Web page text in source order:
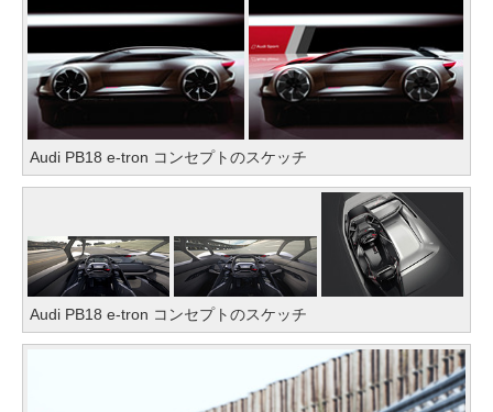
Audi PB18 e-tron コンセプトのスケッチ
Audi PB18 e-tron コンセプトのスケッチ